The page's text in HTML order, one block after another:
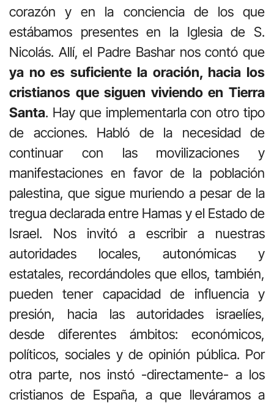
corazón y en la conciencia de los que
estábamos presentes en la Iglesia de S.
Nicolás. Allí, el Padre Bashar nos contó que
ya no es suficiente la oración, hacia los
cristianos que siguen viviendo en Tierra
Santa. Hay que implementarla con otro tipo
de acciones. Habló de la necesidad de
continuar con las movilizaciones y
manifestaciones en favor de la población
palestina, que sigue muriendo a pesar de la
tregua declarada entre Hamas y el Estado de
Israel. Nos invitó a escribir a nuestras
autoridades locales, autonómicas y
estatales, recordándoles que ellos, también,
pueden tener capacidad de influencia y
presión, hacia las autoridades israelíes,
desde diferentes ámbitos: económicos,
políticos, sociales y de opinión pública. Por
otra parte, nos instó -directamente- a los
cristianos de España, a que lleváramos a